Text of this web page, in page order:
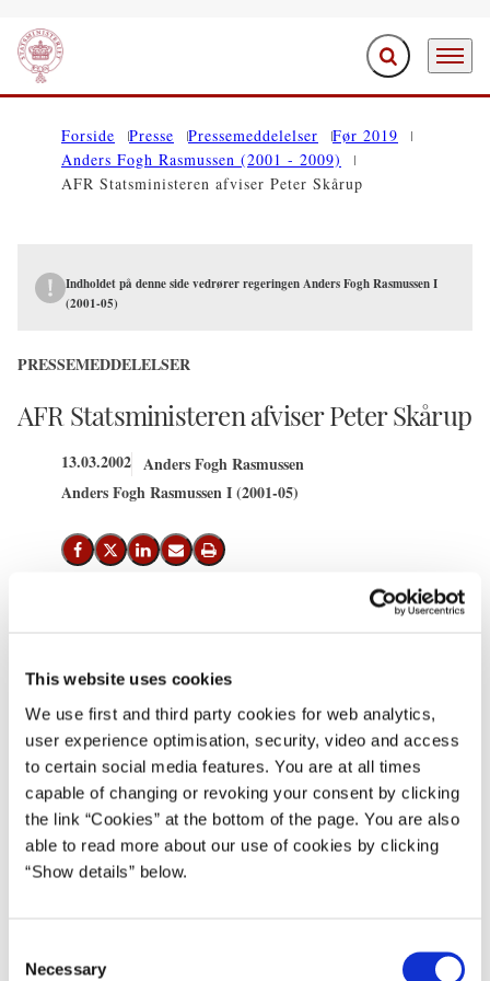
This website uses cookies
We use first and third party cookies for web analytics,
user experience optimisation, security, video and access
to certain social media features. You are at all times
capable of changing or revoking your consent by clicking
the link “Cookies” at the bottom of the page. You are also
able to read more about our use of cookies by clicking
“Show details” below.
Necessary
Gå til forsiden Fold søgefelt ud
Menu
Forside Presse Pressemeddelelser
Før 2019
Anders Fogh Rasmussen (2001 - 2009)
AFR Statsministeren afviser Peter Skårup
Indholdet på denne side vedrører regeringen Anders Fogh Rasmussen I
(2001-05)
PRESSEMEDDELELSER
AFR Statsministeren afviser Peter Skårup
13.03.2002 Anders Fogh Rasmussen
Anders Fogh Rasmussen I (2001-05)
Del på Facebook
Del på X (Twitter)
Del på LinkedIn
Send email
Print
ny spørgsmålet om skeptikerfløjens repræsentation i det EU-
Hertil siger statsminister Anders Fogh Rasmussen:
”Jeg troede egentlig den diskussion var slut. Det borgerlige
valgforbund i Folketinget pegede i sin tid på Peter Skaarup. Dette
resultat meddelte Folketingets formand i et brev af 1. februar 2002
udenrigsministeren, der lod oplysningen gå videre til konventets